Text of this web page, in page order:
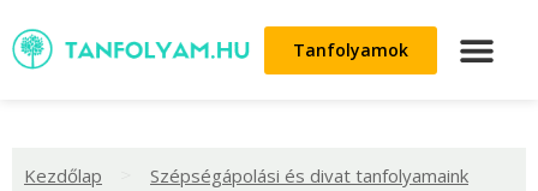
Tanfolyamok
Kezdőlap Szépségápolási és divat tanfolyamaink